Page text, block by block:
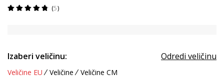
5
Izaberi veličinu: Odredi veličinu
Veličine EU Veličine Veličine CM